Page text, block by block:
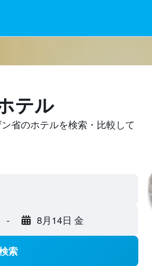
テル
省のホテルを検索・比較して
- 8月14日 金
索